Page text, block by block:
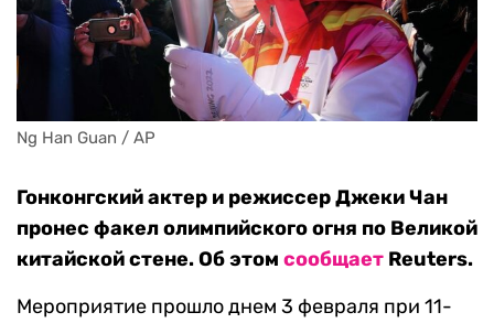
Ng Han Guan / AP
Гонконгский актер и режиссер Джеки Чан
пронес факел олимпийского огня по Великой
китайской стене. Об этом сообщает Reuters.
Мероприятие прошло днем 3 февраля при 11-